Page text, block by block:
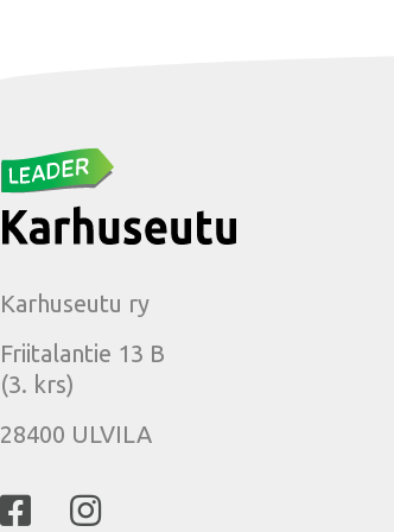
Karhuseutu ry
Friitalantie 13 B
(3. krs)
28400 ULVILA